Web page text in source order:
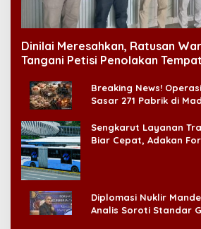
Dinilai Meresahkan, Ratusan
Tangani Petisi Penolakan
Breaking News!
Sasar 271 Pabrik di
Sengkarut Layanan
Biar Cepat, Adakan
Diplomasi Nuklir
Analis Soroti Standar